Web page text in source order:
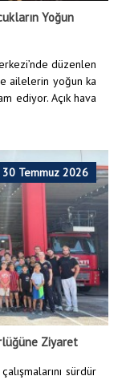
Yoğun
düzenlen
ailelerin yoğun ka
ediyor. Açık hava
30 Temmuz 2026
Ziyaret
sürdür